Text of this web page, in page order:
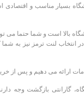
بسیار مناسب و اقتصادی
بالا است و شما حتما می
در انتخاب لنت ترمز نیز به
ارائه می دهیم و پس از خرید
گارانتی بازگشت وجه